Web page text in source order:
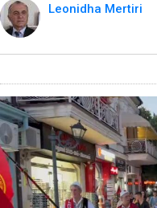
Leonidha Mertiri